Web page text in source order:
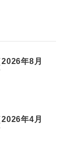
2026年8月
2026年4月